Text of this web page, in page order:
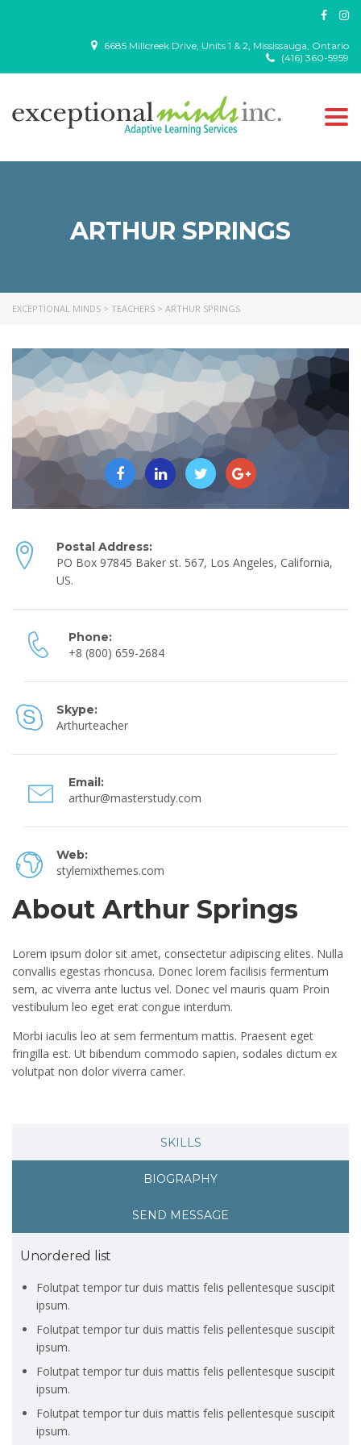
6685 Millcreek Drive, Units 1 & 2, Mississauga, Ontario
(416) 360-5959
ARTHUR SPRINGS
EXCEPTIONAL MINDS > TEACHERS > ARTHUR SPRINGS
Postal Address:
PO Box 97845 Baker st. 567, Los Angeles, California,
US.
Phone:
+8 (800) 659-2684
Skype:
Arthurteacher
Email:
arthur@masterstudy.com
Web:
stylemixthemes.com
About Arthur Springs
Lorem ipsum dolor sit amet, consectetur adipiscing elites. Nulla
convallis egestas rhoncusa. Donec lorem facilisis fermentum
sem, ac viverra ante luctus vel. Donec vel mauris quam Proin
vestibulum leo eget erat congue interdum.
Morbi iaculis leo at sem fermentum mattis. Praesent eget
fringilla est. Ut bibendum commodo sapien, sodales dictum ex
volutpat non dolor viverra camer.
SKILLS
BIOGRAPHY
SEND MESSAGE
Unordered list
Folutpat tempor tur duis mattis felis pellentesque suscipit
ipsum.
Folutpat tempor tur duis mattis felis pellentesque suscipit
ipsum.
Folutpat tempor tur duis mattis felis pellentesque suscipit
ipsum.
Folutpat tempor tur duis mattis felis pellentesque suscipit
ipsum.